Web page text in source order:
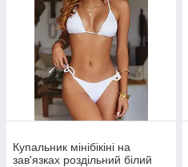
Купальник мінібікіні на
зав'язках роздільний білий